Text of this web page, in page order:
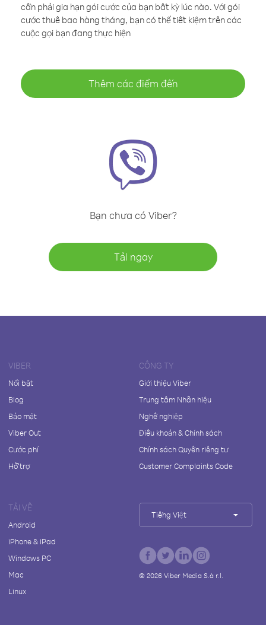
cần phải gia hạn gói cước của bạn bất kỳ lúc nào. Với gói
cước thuê bao hàng tháng, bạn có thể tiết kiệm trên các
cuộc gọi bạn đang thực hiện
Thêm các điểm đến
Bạn chưa có Viber?
Tải ngay
VIBER
Nổi bật
Blog
Bảo mật
Viber Out
Cước phí
Hỗ trợ
CÔNG TY
Giới thiệu Viber
Trung tâm Nhãn hiệu
Nghề nghiệp
Điều khoản & Chính sách
Chính sách Quyền riêng tư
Customer Complaints Code
TẢI VỀ
Android
iPhone & iPad
Windows PC
Mac
Linux
Tiếng Việt
© 2026Viber Media S.à r.l.